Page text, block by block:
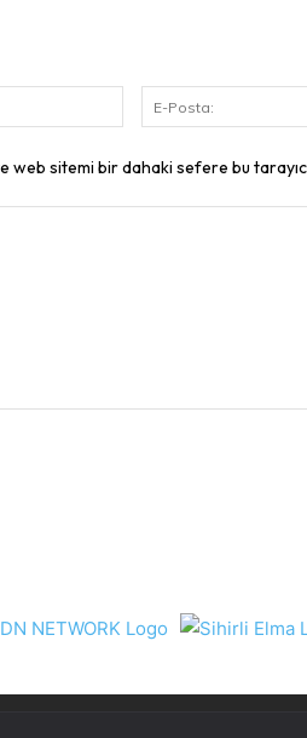
web sitemi bir dahaki sefere bu